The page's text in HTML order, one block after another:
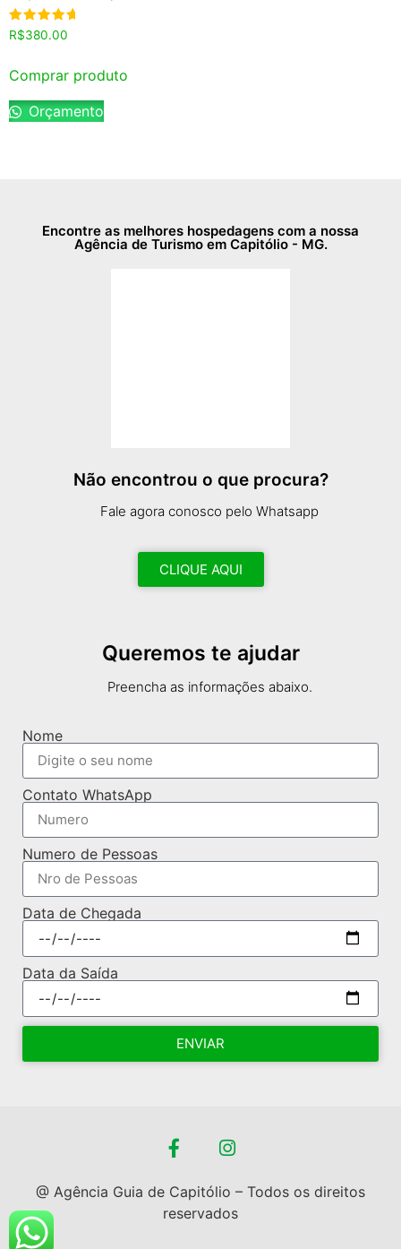
Avaliação
5.00
R$380.00
Comprar produto
Orçamento
Encontre as melhores hospedagens com a nossa
Agência de Turismo em Capitólio - MG.
Não encontrou o que procura?
Fale agora conosco pelo Whatsapp
CLIQUE AQUI
Queremos te ajudar
Preencha as informações abaixo.
Nome
Contato WhatsApp
Numero de Pessoas
Data de Chegada
Data da Saída
ENVIAR
@ Agência Guia de Capitólio – Todos os direitos
reservados